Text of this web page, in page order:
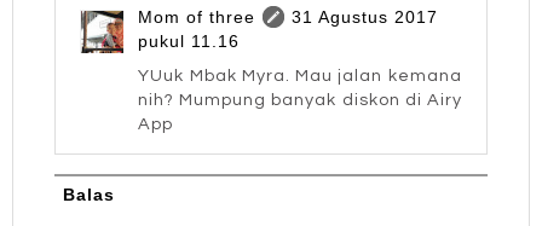
Mom of three
31 Agustus 2017
pukul 11.16
YUuk Mbak Myra. Mau jalan kemana
nih? Mumpung banyak diskon di Airy
App
Balas